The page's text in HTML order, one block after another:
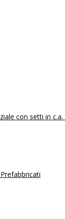
con setti in